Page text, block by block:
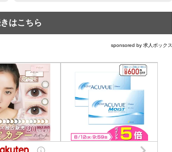
はこちら
sponsored by 求人ボックス